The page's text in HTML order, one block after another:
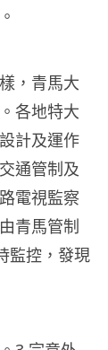
，青馬大
各地特大
計及運作
通管制及
電視監察
青馬管制
監控，發現